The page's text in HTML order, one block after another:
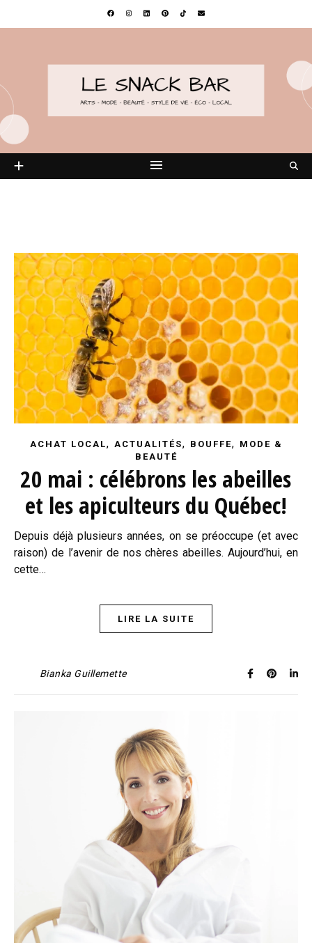
ACHAT LOCAL, ACTUALITÉS, BOUFFE, MODE &
BEAUTÉ
20 mai : célébrons les abeilles
et les apiculteurs du Québec!
Depuis déjà plusieurs années, on se préoccupe (et avec
raison) de l’avenir de nos chères abeilles. Aujourd’hui, en
cette…
LIRE LA SUITE
Bianka Guillemette